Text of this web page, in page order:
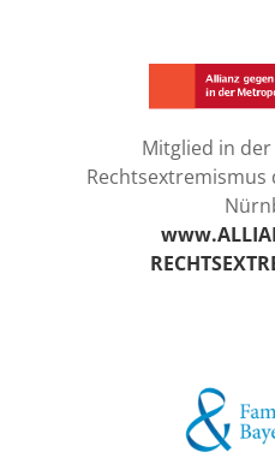
Mitglied in